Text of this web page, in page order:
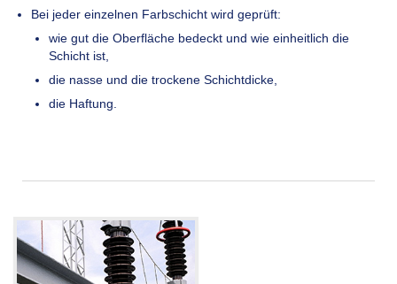
Bei jeder einzelnen Farbschicht wird geprüft:
wie gut die Oberfläche bedeckt und wie einheitlich die
Schicht ist,
die nasse und die trockene Schichtdicke,
die Haftung.